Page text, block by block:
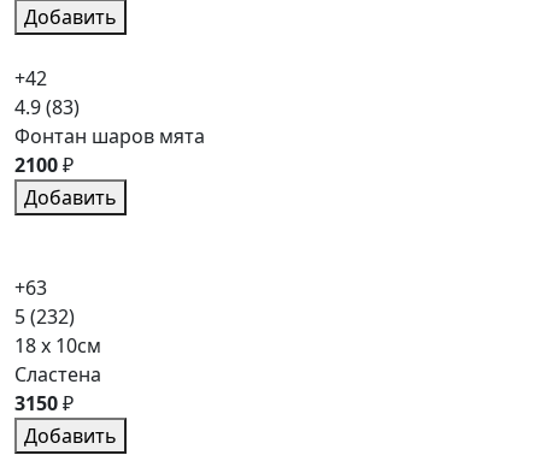
Добавить
+42
4.9(83)
Фонтан шаров мята
2100₽
Добавить
+63
5(232)
18 x 10см
Сластена
3150₽
Добавить